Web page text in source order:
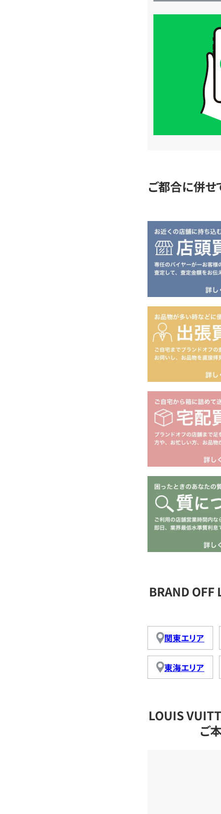
ご都合に併せ
BRAND
関東エリア
東海エリア
LOUIS
ご